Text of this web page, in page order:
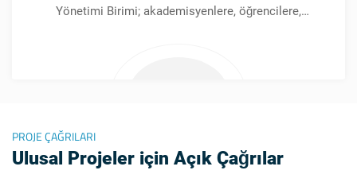
Yönetimi Birimi; akademisyenlere, öğrencilere,
PROJE ÇAĞRILARI
Ulusal Projeler için Açık Çağrılar